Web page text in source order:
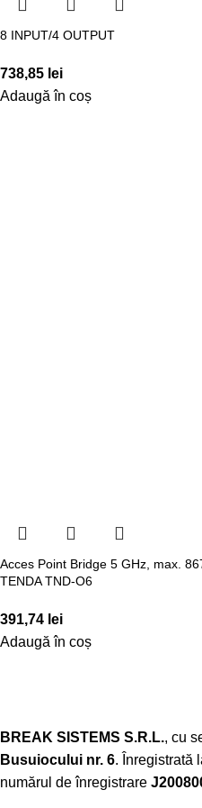
8 INPUT/4 OUTPUT
738,85 lei
Adaugă în coș
Acces Point Bridge 5 GHz, max.
TENDA TND-O6
391,74 lei
Adaugă în coș
BREAK SISTEMS S.R.L., cu
Busuiocului nr. 6. Înregistrată
numărul de înregistrare